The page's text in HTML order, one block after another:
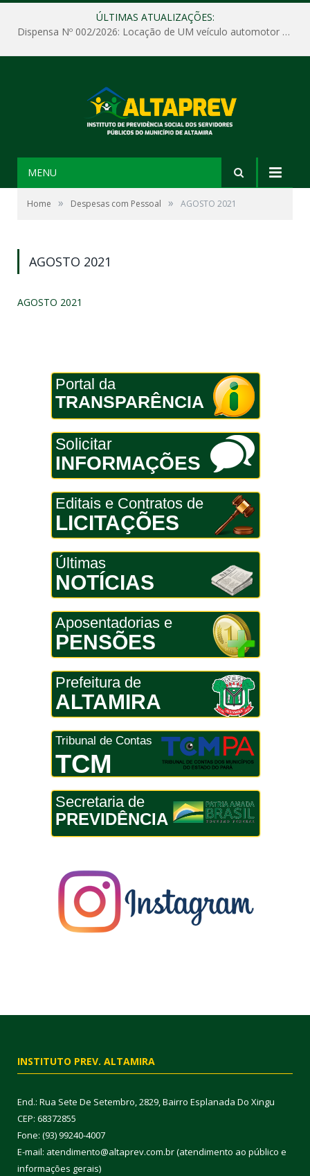
ÚLTIMAS ATUALIZAÇÕES:
Dispensa Nº 002/2026: Locação de UM veículo automotor sem motorista, tipo passeio, com seguro total e quilometragem livre, para atender as demandas operacionais e administrativas do Instituto de Previdência Social dos Servidores Públicos do Município de Altamira – PA – ALTAPREV.
MENU
Home » Despesas com Pessoal » AGOSTO 2021
AGOSTO 2021
AGOSTO 2021
Portal da
TRANSPARÊNCIA
Solicitar
INFORMAÇÕES
Editais e Contratos de
LICITAÇÕES
Últimas
NOTÍCIAS
Aposentadorias e
PENSÕES
Prefeitura de
ALTAMIRA
Tribunal de Contas
TCM
Secretaria de
PREVIDÊNCIA
INSTITUTO PREV. ALTAMIRA
End.: Rua Sete De Setembro, 2829, Bairro Esplanada Do Xingu
CEP: 68372855
Fone: (93) 99240-4007
E-mail: atendimento@altaprev.com.br (atendimento ao público e
informações gerais)